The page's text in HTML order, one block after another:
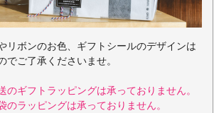
リボンのお色、ギフトシールのデザインは
でご了承くださいませ。
ギフトラッピングは承っておりません。
ラッピングは承っておりません。